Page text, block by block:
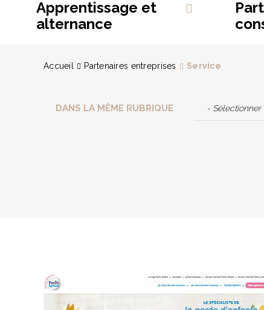
Apprentissage et
alternance
Accueil Partenaires entreprises Service
DANS LA MÊME RUBRIQUE -